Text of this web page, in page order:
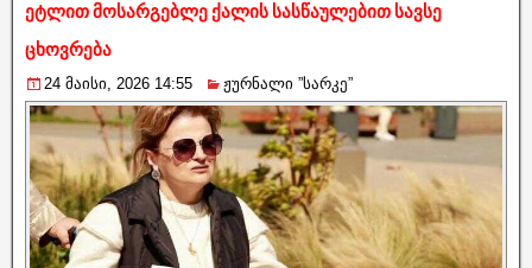
ეტლით მოსარგებლე ქალის სასწაულებით სავსე
ცხოვრება
24 მაისი, 2026 14:55 ჟურნალი ”სარკე”